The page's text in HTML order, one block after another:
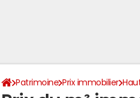
Patrimoine Prix immobilier